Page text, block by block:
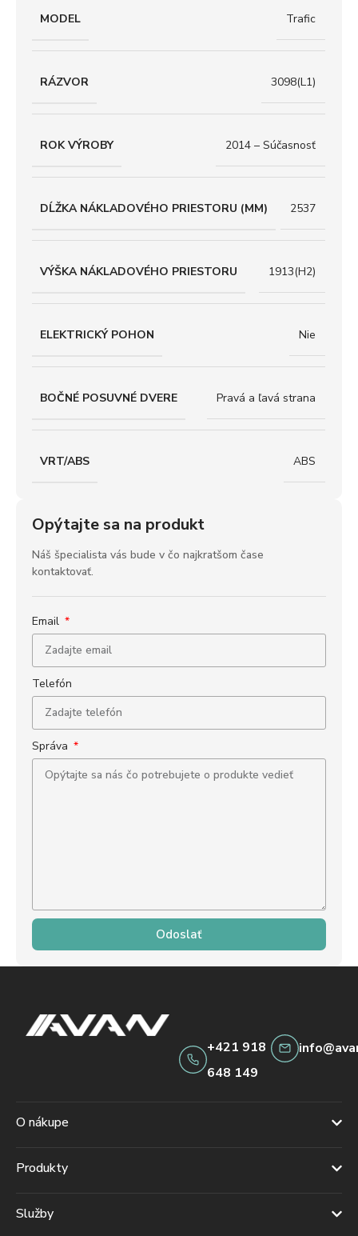
MODEL Trafic
RÁZVOR 3098(L1)
ROK VÝROBY 2014 – Súčasnosť
DĹŽKA NÁKLADOVÉHO PRIESTORU (MM) 2537
VÝŠKA NÁKLADOVÉHO PRIESTORU 1913(H2)
ELEKTRICKÝ POHON Nie
BOČNÉ POSUVNÉ DVERE Pravá a ľavá strana
VRT/ABS ABS
Opýtajte sa na produkt
Náš špecialista vás bude v čo najkratšom čase
kontaktovať.
Email
Telefón
Správa
Odoslať
+421 918
648 149
O nákupe
Produkty
Služby